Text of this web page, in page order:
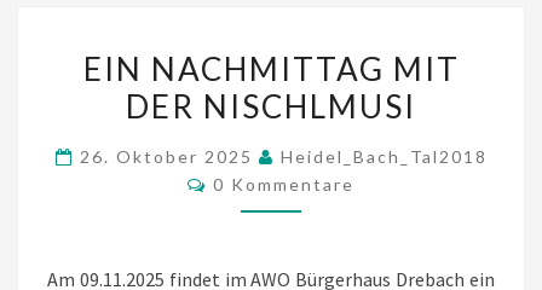
NACHMITTAG
MIT
NISCHLMUSI
EIN NACHMITTAG MIT
DER NISCHLMUSI
26. Oktober 2025
Heidel_Bach_Tal2018
Kommentare
0 Kommentare
Am 09.11.2025 findet im AWO Bürgerhaus Drebach ein